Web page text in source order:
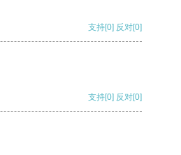
支持[0] 反对[0]
支持[0] 反对[0]